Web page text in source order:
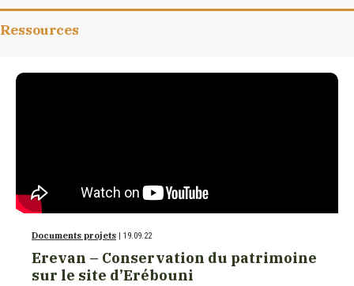
Ressources
Documents projets | 19.09.22
Erevan – Conservation du patrimoine
sur le site d’Erébouni